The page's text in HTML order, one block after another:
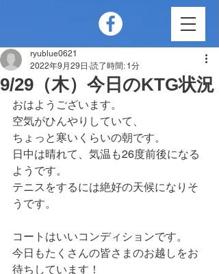
9/29（木）今日のKTG状況
ryublue0621
2022年9月29日 読了時間: 1分
おはようございます。
空気がひんやりしていて、
ちょっと寒いくらいの朝です。
日中は晴れて、気温も26度前後になる
ようです。
テニスをするには絶好の天候になりそ
うです。
コートはいいコンディションです。
今日もたくさんの皆さまのお越しをお
待ちしています！